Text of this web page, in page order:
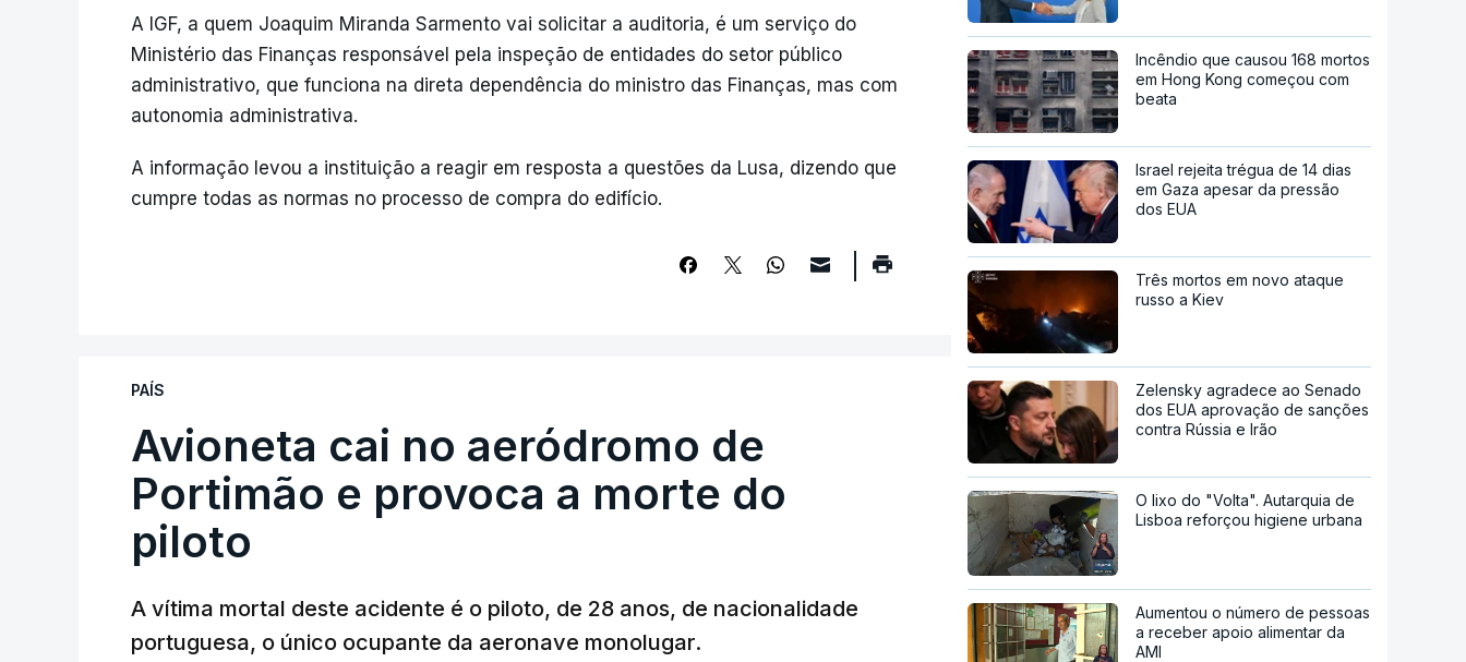
A IGF, a quem Joaquim Miranda Sarmento vai solicitar a auditoria, é um serviço do
Ministério das Finanças responsável pela inspeção de entidades do setor público
administrativo, que funciona na direta dependência do ministro das Finanças, mas com
autonomia administrativa.
A informação levou a instituição a reagir em resposta a questões da Lusa, dizendo que
cumpre todas as normas no processo de compra do edifício.
PAÍS
Avioneta cai no aeródromo de
Portimão e provoca a morte do
piloto
A vítima mortal deste acidente é o piloto, de 28 anos, de nacionalidade
portuguesa, o único ocupante da aeronave monolugar.
Incêndio que causou 168 mortos
em Hong Kong começou com
beata
Israel rejeita trégua de 14 dias
em Gaza apesar da pressão
dos EUA
Três mortos em novo ataque
russo a Kiev
Zelensky agradece ao Senado
dos EUA aprovação de sanções
contra Rússia e Irão
O lixo do "Volta". Autarquia de
Lisboa reforçou higiene urbana
Aumentou o número de pessoas
a receber apoio alimentar da
AMI